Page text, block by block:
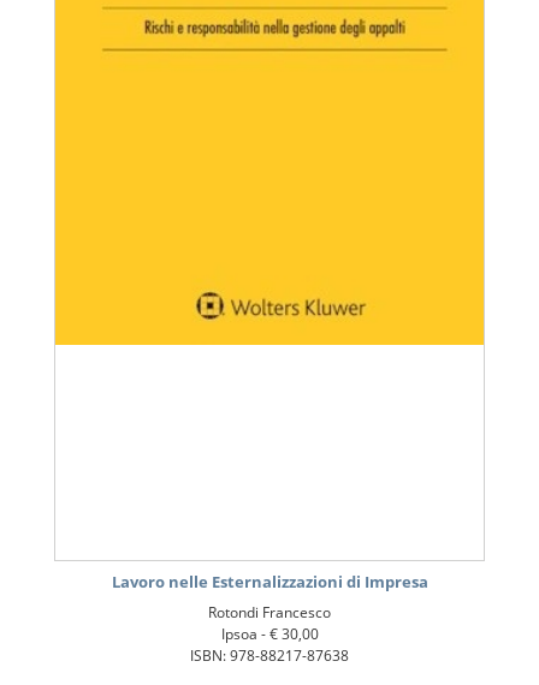
Lavoro nelle Esternalizzazioni di Impresa
Rotondi Francesco
Ipsoa -€ 30,00
ISBN: 978-88217-87638